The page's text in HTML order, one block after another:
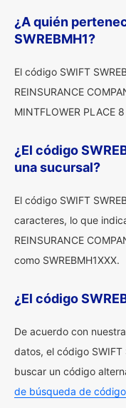
¿A quién
SWREBMH1?
El código SWIFT
REINSURANCE
MINTFLOWER PLACE
¿El código
una sucursal?
El código SWIFT
caracteres, lo que
REINSURANCE
como SWREBMH1XXX.
¿El código
De acuerdo con
datos, el código SWIFT
buscar un código
de búsqueda de